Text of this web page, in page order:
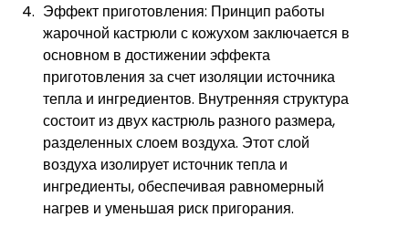
Эффект приготовления: Принцип работы
жарочной кастрюли с кожухом заключается в
основном в достижении эффекта
приготовления за счет изоляции источника
тепла и ингредиентов. Внутренняя структура
состоит из двух кастрюль разного размера,
разделенных слоем воздуха. Этот слой
воздуха изолирует источник тепла и
ингредиенты, обеспечивая равномерный
нагрев и уменьшая риск пригорания.